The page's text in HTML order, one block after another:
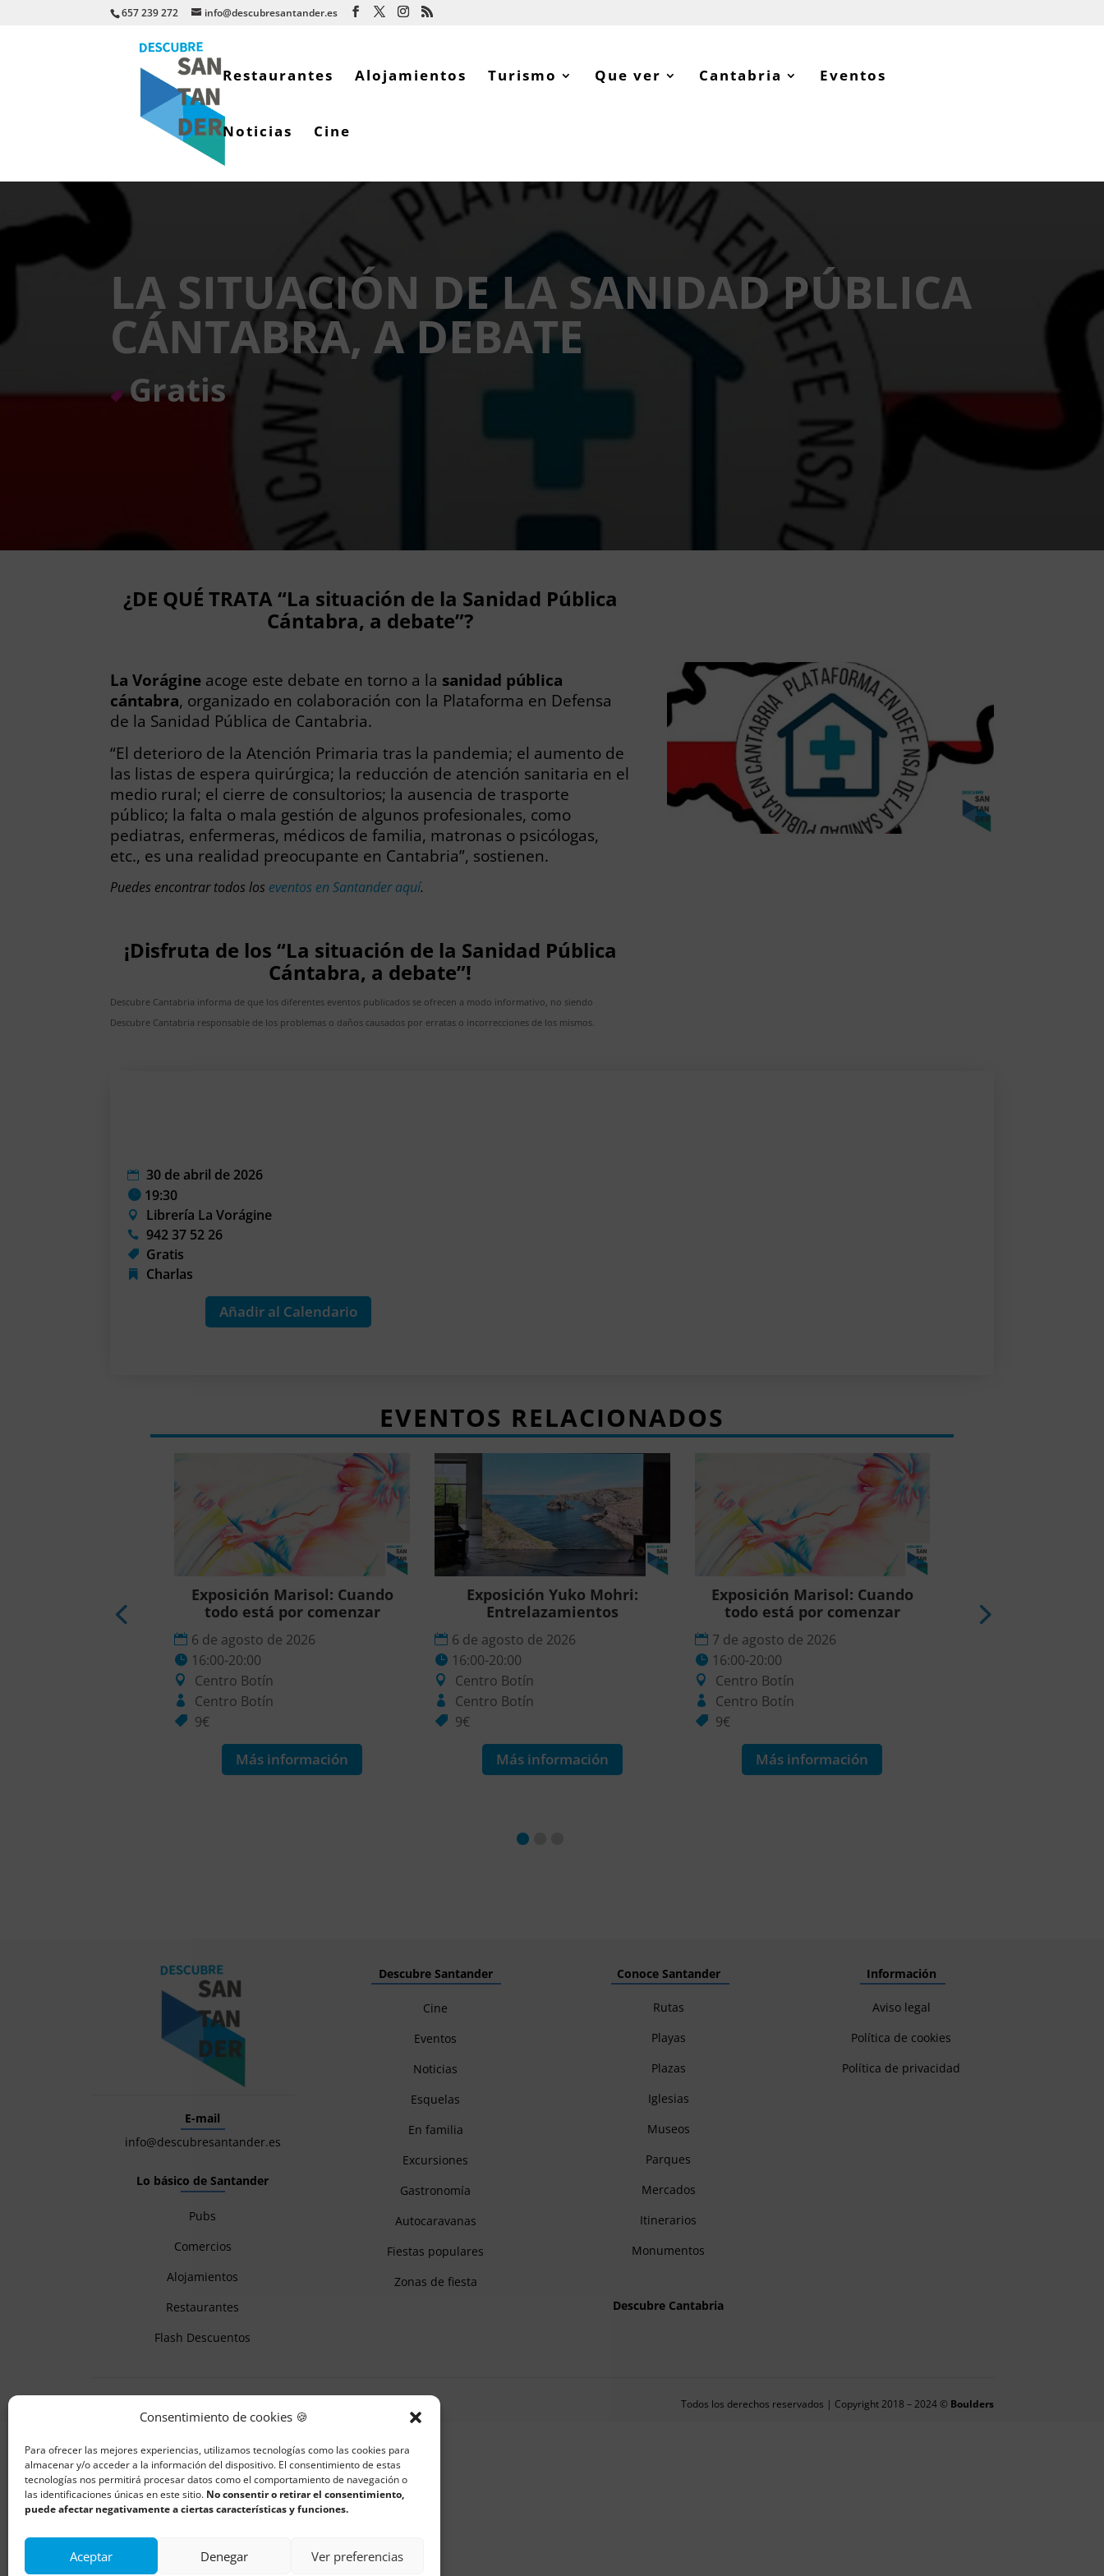
Consentimiento de cookies 🍪
Para ofrecer las mejores experiencias, utilizamos tecnologías como las cookies para
almacenar y/o acceder a la información del dispositivo. El consentimiento de estas
tecnologías nos permitirá procesar datos como el comportamiento de navegación o
las identificaciones únicas en este sitio. No consentir o retirar el consentimiento,
puede afectar negativamente a ciertas características y funciones.
Aceptar Denegar Ver preferencias
657 239 272 info@descubresantander.es
Restaurantes Alojamientos Turismo Que ver Cantabria Eventos
Noticias Cine
LA SITUACIÓN DE LA SANIDAD PÚBLICA
CÁNTABRA, A DEBATE
Gratis
¿DE QUÉ TRATA “La situación de la Sanidad Pública
Cántabra, a debate”?
La Vorágine acoge este debate en torno a la sanidad pública
cántabra, organizado en colaboración con la Plataforma en Defensa
de la Sanidad Pública de Cantabria.
“El deterioro de la Atención Primaria tras la pandemia; el aumento de
las listas de espera quirúrgica; la reducción de atención sanitaria en el
medio rural; el cierre de consultorios; la ausencia de trasporte
público; la falta o mala gestión de algunos profesionales, como
pediatras, enfermeras, médicos de familia, matronas o psicólogas,
etc., es una realidad preocupante en Cantabria”, sostienen.
Puedes encontrar todos los eventos en Santander aquí.
¡Disfruta de los “La situación de la Sanidad Pública
Cántabra, a debate”!
Descubre Cantabria informa de que los diferentes eventos publicados se ofrecen a modo informativo, no siendo
Descubre Cantabria responsable de los problemas o daños causados por erratas o incorrecciones de los mismos.
30 de abril de 2026
19:30
Librería La Vorágine
942 37 52 26
Gratis
Charlas
Añadir al Calendario
EVENTOS RELACIONADOS
Exposición Marisol: Cuando
todo está por comenzar
6 de agosto de 2026
16:00-20:00
Centro Botín
Centro Botín
9€
Más información
Exposición Yuko Mohri:
Entrelazamientos
6 de agosto de 2026
16:00-20:00
Centro Botín
Centro Botín
9€
Más información
Exposición Marisol: Cuando
todo está por comenzar
7 de agosto de 2026
16:00-20:00
Centro Botín
Centro Botín
9€
Más información
E-mail
info@descubresantander.es
Lo básico de Santander
Pubs
Comercios
Alojamientos
Restaurantes
Flash Descuentos
Descubre Santander
Cine
Eventos
Noticias
Esquelas
En familia
Excursiones
Gastronomía
Autocaravanas
Fiestas populares
Zonas de fiesta
Conoce Santander
Rutas
Playas
Plazas
Iglesias
Museos
Parques
Mercados
Itinerarios
Monumentos
Descubre Cantabria
Información
Aviso legal
Política de cookies
Política de privacidad
Todos los derechos reservados | Copyright 2018 – 2024 © Boulders